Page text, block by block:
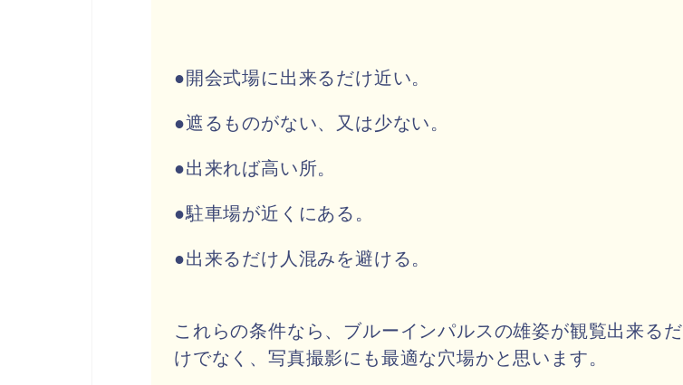
●開会式場に出来るだけ近い。
●遮るものがない、又は少ない。
●出来れば高い所。
●駐車場が近くにある。
●出来るだけ人混みを避ける。
これらの条件なら、ブルーインパルスの雄姿が観覧出来るだ
けでなく、写真撮影にも最適な穴場かと思います。